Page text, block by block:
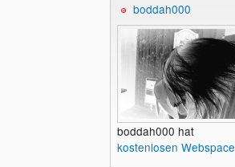
boddah000
boddah000 hat
kostenlosen Webspace